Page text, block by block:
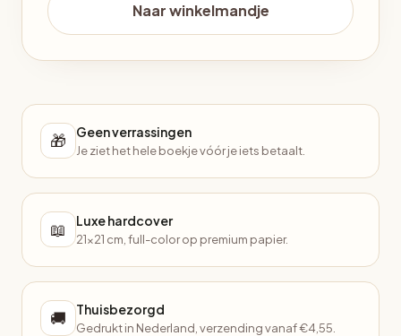
Naar winkelmandje
🎁 Geen verrassingen
Je ziet het hele boekje vóór je iets betaalt.
📖 Luxe hardcover
21×21 cm, full-color op premium papier.
🚚 Thuisbezorgd
Gedrukt in Nederland, verzending vanaf €4,55.